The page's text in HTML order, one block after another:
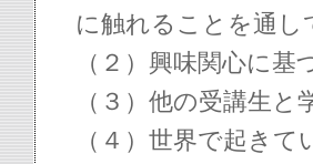
に触れることを通
（２）興味関心に
（３）他の受講生
（４）世界で起き